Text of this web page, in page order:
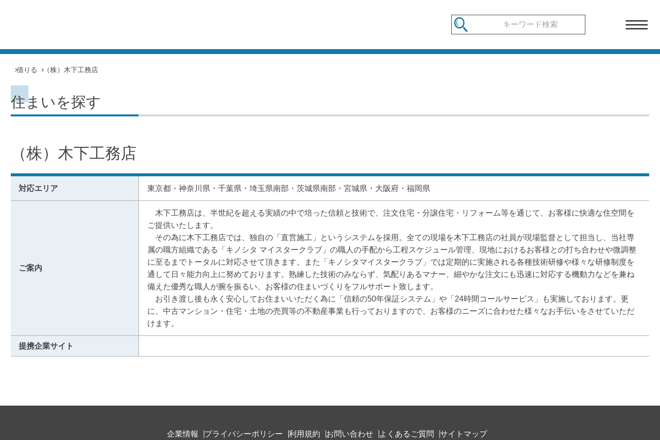
借りる （株）木下工務店
住まいを探す
（株）木下工務店
対応エリア 東京都・神奈川県・千葉県・埼玉県南部・茨城県南部・宮城県・大阪府・福岡県
ご案内
木下工務店は、半世紀を超える実績の中で培った信頼と技術で、注文住宅・分譲住宅・リフォーム等を通じて、お客様に快適な住空間を
ご提供いたします。
その為に木下工務店では、独自の「直営施工」というシステムを採用。全ての現場を木下工務店の社員が現場監督として担当し、当社専
属の職方組織である「キノシタ マイスタークラブ」の職人の手配から工程スケジュール管理、現地におけるお客様との打ち合わせや微調整
に至るまでトータルに対応させて頂きます。また「キノシタマイスタークラブ」では定期的に実施される各種技術研修や様々な研修制度を
通して日々能力向上に努めております。熟練した技術のみならず、気配りあるマナー、細やかな注文にも迅速に対応する機動力などを兼ね
備えた優秀な職人が腕を振るい、お客様の住まいづくりをフルサポート致します。
お引き渡し後も永く安心してお住まいいただく為に「信頼の50年保証システム」や「24時間コールサービス」も実施しております。更
に、中古マンション・住宅・土地の売買等の不動産事業も行っておりますので、お客様のニーズに合わせた様々なお手伝いをさせていただ
けます。
提携企業サイト
企業情報 プライバシーポリシー 利用規約 お問い合わせ よくあるご質問 サイトマップ